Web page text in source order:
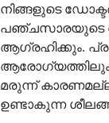
നിങ്ങളുടെ
പഞ്ചസാരയുടെ
ആഗ്രഹിക്കും.
ആരോഗ്യത്തിലും
മരുന്ന്
ഉണ്ടാകുന്ന